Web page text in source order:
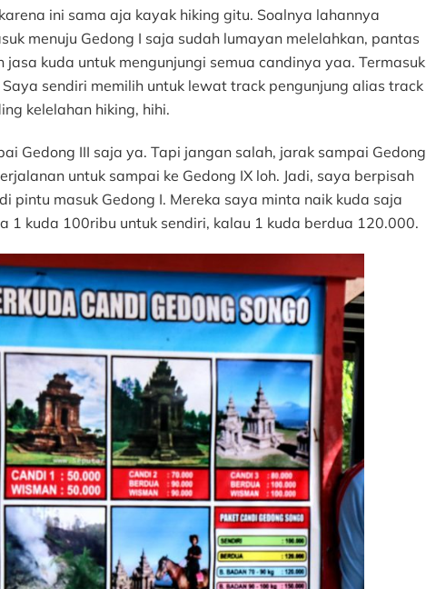
ini sama aja kayak hiking gitu. Soalnya lahannya
menuju Gedong I saja sudah lumayan melelahkan, pantas
kuda untuk mengunjungi semua candinya yaa. Termasuk
sendiri memilih untuk lewat track pengunjung alias track
kelelahan hiking, hihi.
Gedong III saja ya. Tapi jangan salah, jarak sampai Gedong
untuk sampai ke Gedong IX loh. Jadi, saya berpisah
pintu masuk Gedong I. Mereka saya minta naik kuda saja
1 kuda 100ribu untuk sendiri, kalau 1 kuda berdua 120.000.